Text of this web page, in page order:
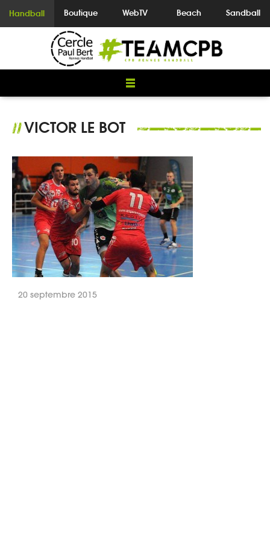
Handball Boutique WebTV Beach Sandball
//VICTOR LE BOT
20 septembre 2015